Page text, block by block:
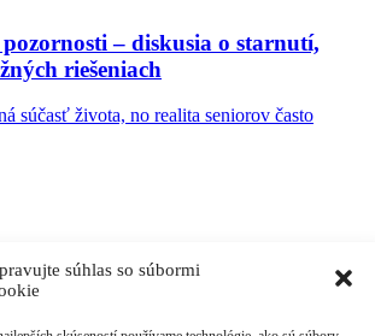
súhlas so súbormi
– diskusia o starnutí,
riešeniach
súčasť života, no realita seniorov často
ARTY spája tvorivosť,